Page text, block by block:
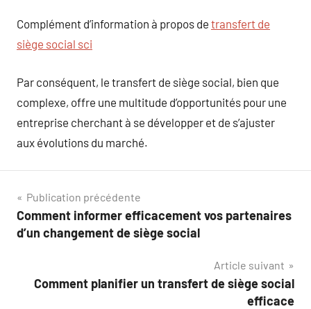
Complément d’information à propos de transfert de
siège social sci
Par conséquent, le transfert de siège social, bien que
complexe, offre une multitude d’opportunités pour une
entreprise cherchant à se développer et de s’ajuster
aux évolutions du marché.
Navigation
de
Publication précédente
Comment informer efficacement vos partenaires
d’un changement de siège social
Article suivant
Comment planifier un transfert de siège social
efficace